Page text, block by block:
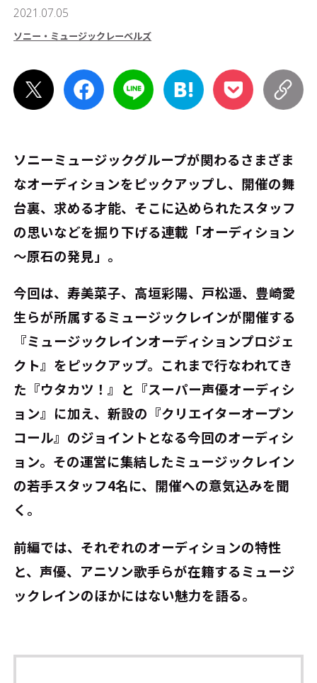
2021.07.05
ソニー・ミュージックレーベルズ
ソニーミュージックグループが関わるさまざま
なオーディションをピックアップし、開催の舞
台裏、求める才能、そこに込められたスタッフ
の思いなどを掘り下げる連載「オーディション
～原石の発見」。
今回は、寿美菜子、高垣彩陽、戸松遥、豊崎愛
生らが所属するミュージックレインが開催する
『ミュージックレインオーディションプロジェ
クト』をピックアップ。これまで行なわれてき
た『ウタカツ！』と『スーパー声優オーディシ
ョン』に加え、新設の『クリエイターオープン
コール』のジョイントとなる今回のオーディシ
ョン。その運営に集結したミュージックレイン
の若手スタッフ4名に、開催への意気込みを聞
く。
前編では、それぞれのオーディションの特性
と、声優、アニソン歌手らが在籍するミュージ
ックレインのほかにはない魅力を語る。